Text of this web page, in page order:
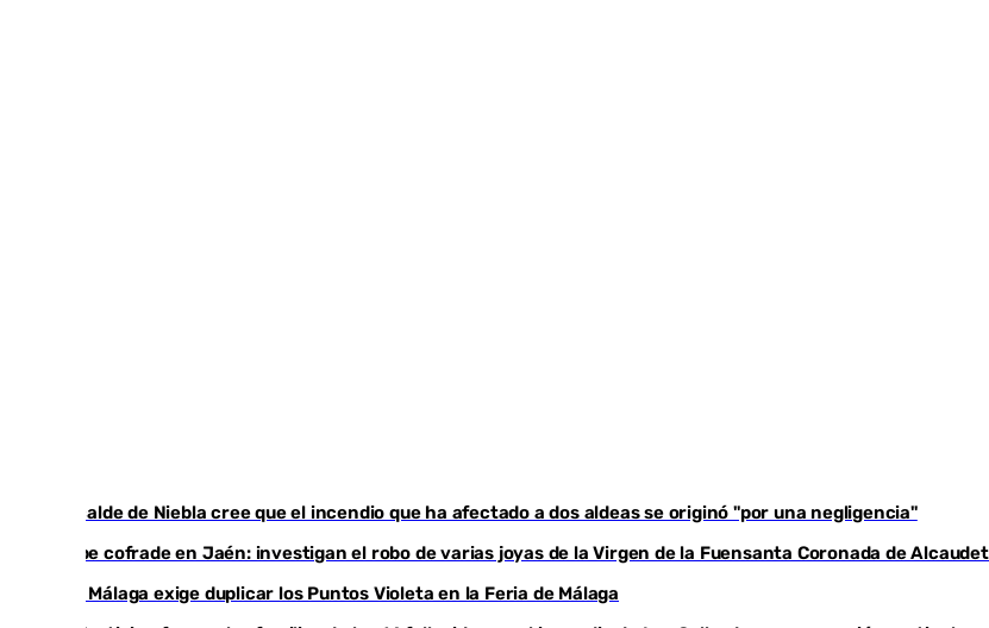
El acalde de Niebla cree que el incendio que ha afectado a dos aldeas se originó "por una negligencia"
Golpe cofrade en Jaén: investigan el robo de varias joyas de la Virgen de la Fuensanta Coronada de
Con Málaga exige duplicar los Puntos Violeta en la Feria de Málaga